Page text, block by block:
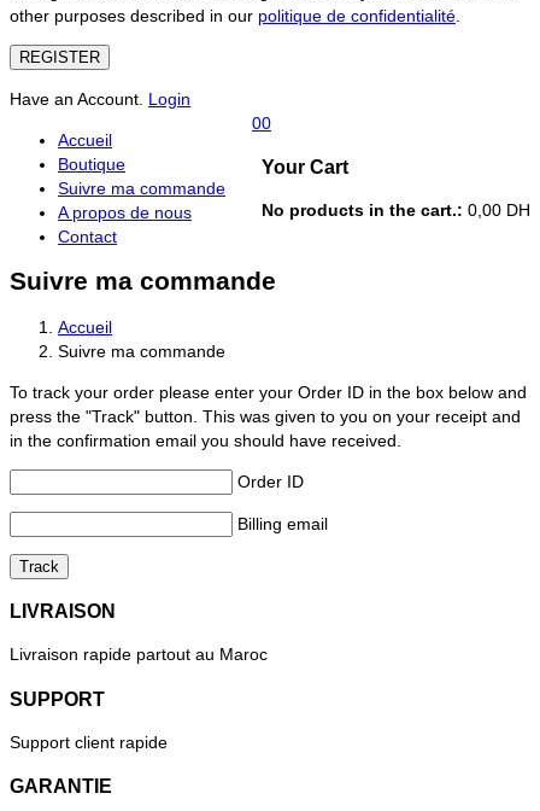
other purposes described in our politique de confidentialité
REGISTER
Have an Account. Login
0
Your Cart
No products in the cart.: 0,00 DH
0
Accueil
Boutique
Suivre ma commande
A propos de nous
Contact
Suivre ma commande
Accueil
Suivre ma commande
To track your order please enter your Order ID in the box below and
press the "Track" button. This was given to you on your receipt and
in the confirmation email you should have received.
Order ID
Billing email
Track
LIVRAISON
Livraison rapide partout au Maroc
SUPPORT
Support client rapide
GARANTIE